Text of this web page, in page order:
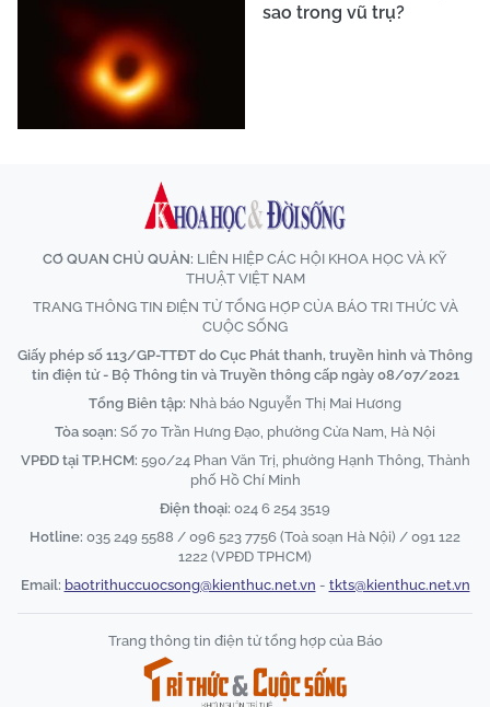
sao trong vũ trụ?
CƠ QUAN CHỦ QUẢN: LIÊN HIỆP CÁC HỘI KHOA HỌC VÀ KỸ
THUẬT VIỆT NAM
TRANG THÔNG TIN ĐIỆN TỬ TỔNG HỢP CỦA BÁO TRI THỨC VÀ
CUỘC SỐNG
Giấy phép số 113/GP-TTĐT do Cục Phát thanh, truyền hình và Thông
tin điện tử - Bộ Thông tin và Truyền thông cấp ngày 08/07/2021
Tổng Biên tập: Nhà báo Nguyễn Thị Mai Hương
Tòa soạn: Số 70 Trần Hưng Đạo, phường Cửa Nam, Hà Nội
VPĐD tại TP.HCM: 590/24 Phan Văn Trị, phường Hạnh Thông, Thành
phố Hồ Chí Minh
Điện thoại: 024 6 254 3519
Hotline: 035 249 5588 / 096 523 7756 (Toà soạn Hà Nội) / 091 122
1222 (VPĐD TPHCM)
Email: baotrithuccuocsong@kienthuc.net.vn - tkts@kienthuc.net.vn
Trang thông tin điện tử tổng hợp của Báo